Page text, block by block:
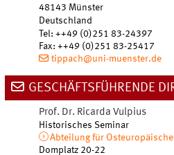
48143 Münster
Deutschland
Tel:++49 (0)251 83-24397
Fax:++49 (0)251 83-25417
tippach@uni-muenster.de
GESCHÄFTSFÜHRENDE
Prof. Dr. Ricarda Vulpius
Historisches Seminar
Abteilung für
Domplatz 20-22